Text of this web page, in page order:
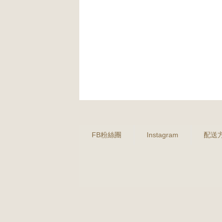
FB粉絲團 Instagram 配送